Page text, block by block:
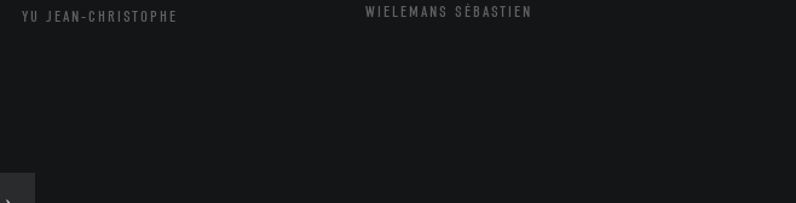
YU JEAN-CHRISTOPHE WIELEMANS SÉBASTIEN